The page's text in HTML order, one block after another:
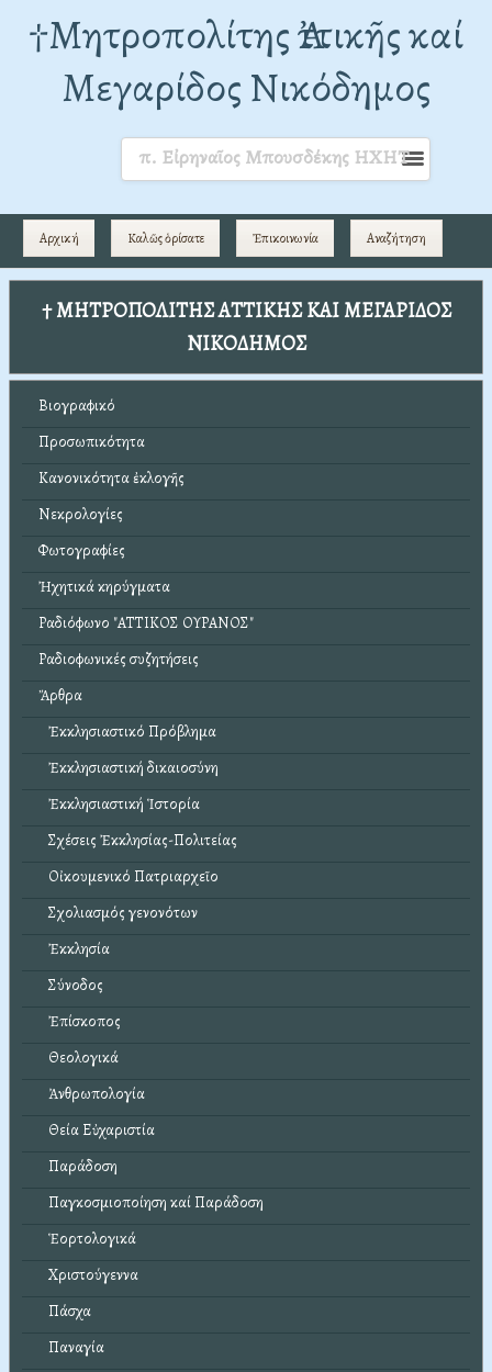
†Mητροπολίτης Ἀττικῆς καί
Μεγαρίδος Νικόδημος
π. Εἰρηναῖος Μπουσδέκης ΗΧΗΤ
Αρχική Καλῶς ὁρίσατε Ἐπικοινωνία Αναζήτηση
† ΜΗΤΡΟΠΟΛΙΤΗΣ ΑΤΤΙΚΗΣ ΚΑΙ ΜΕΓΑΡΙΔΟΣ
ΝΙΚΟΔΗΜΟΣ
Βιογραφικό
Προσωπικότητα
Κανονικότητα ἐκλογῆς
Νεκρολογίες
Φωτογραφίες
Ἠχητικά κηρύγματα
Ραδιόφωνο "ΑΤΤΙΚΟΣ ΟΥΡΑΝΟΣ"
Ραδιοφωνικές συζητήσεις
Ἄρθρα
Ἐκκλησιαστικό Πρόβλημα
Ἐκκλησιαστική δικαιοσύνη
Ἐκκλησιαστική Ἱστορία
Σχέσεις Ἐκκλησίας-Πολιτείας
Οἰκουμενικό Πατριαρχεῖο
Σχολιασμός γενονότων
Ἐκκλησία
Σύνοδος
Ἐπίσκοπος
Θεολογικά
Ἀνθρωπολογία
Θεία Εὐχαριστία
Παράδοση
Παγκοσμιοποίηση καί Παράδοση
Ἑορτολογικά
Χριστούγεννα
Πάσχα
Παναγία